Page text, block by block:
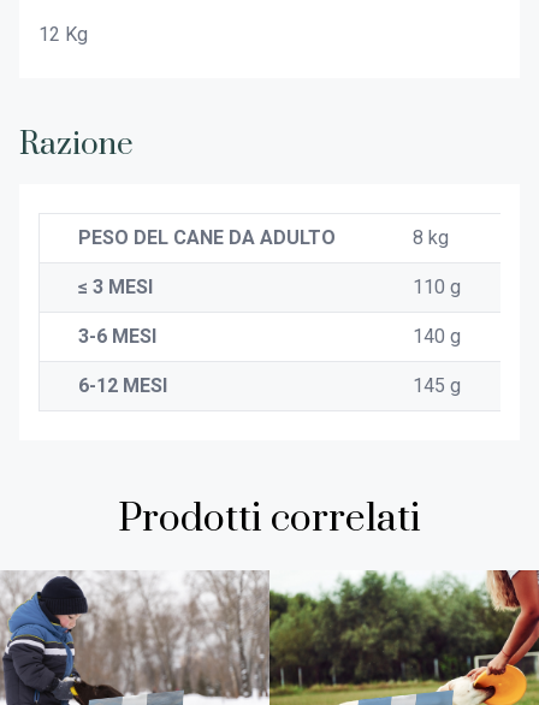
12 Kg
Razione
PESO DEL CANE DA ADULTO 8 kg
≤ 3 MESI 110 g
3-6 MESI 140 g
6-12 MESI 145 g
Prodotti correlati